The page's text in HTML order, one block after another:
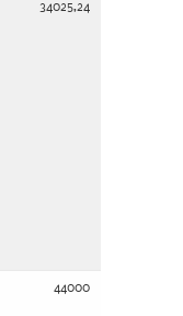
34025,24
44000